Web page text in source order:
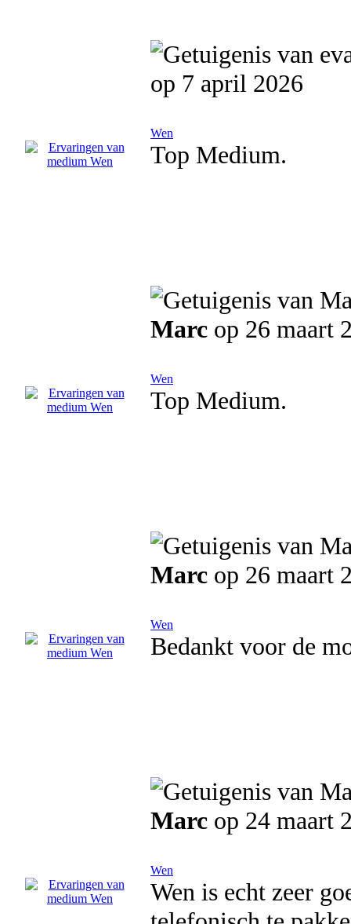
op 7 april 2026
Wen
Top Medium.
Marc op 26 maart
Wen
Top Medium.
Marc op 26 maart
Wen
Bedankt voor de
Marc op 24 maart
Wen
Wen is echt zeer